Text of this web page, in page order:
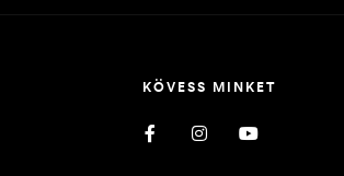
KÖVESS MINKET